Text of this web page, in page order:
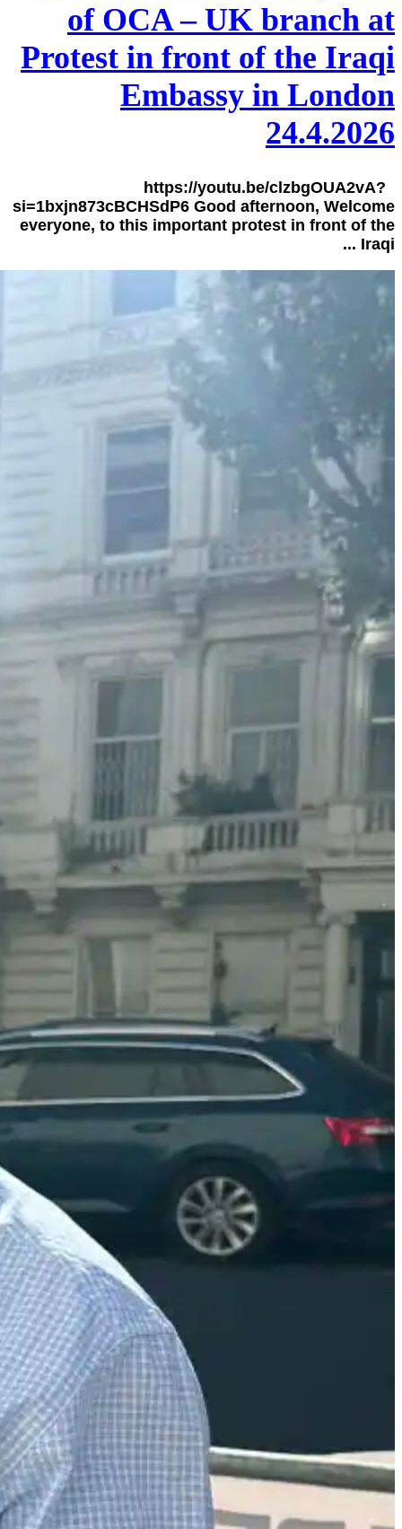
of OCA – UK branch at
Protest in front of the Iraqi
Embassy in London
24.4.2026
https://youtu.be/clzbgOUA2vA?
si=1bxjn873cBCHSdP6 Good afternoon, Welcome
everyone, to this important protest in front of the
Iraqi ...